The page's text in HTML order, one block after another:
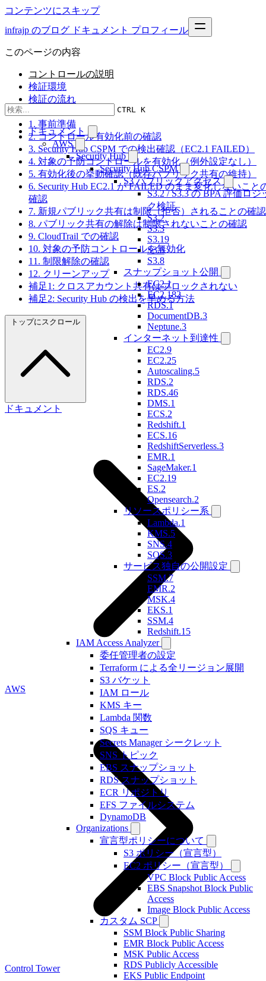
コンテンツにスキップ
infrajp のブログ ドキュメント プロフィール
CTRL K
ドキュメント
AWS
Security Hub
Security Hub CSPM
S3 パブリックアクセス
S3.2 / S3.3 の BPA 評価ロジ
ク検証
S3.2
S3.3
S3.19
S3.6
S3.8
スナップショット公開
EC2.1
EC2.182
RDS.1
DocumentDB.3
Neptune.3
インターネット到達性
EC2.9
EC2.25
Autoscaling.5
RDS.2
RDS.46
DMS.1
ECS.2
Redshift.1
ECS.16
RedshiftServerless.3
EMR.1
SageMaker.1
EC2.19
ES.2
Opensearch.2
リソースポリシー系
Lambda.1
KMS.5
SNS.4
SQS.3
サービス独自の公開設定
SSM.7
EMR.2
MSK.4
EKS.1
SSM.4
Redshift.15
IAM Access Analyzer
委任管理者の設定
Terraform による全リージョン展開
S3 バケット
IAM ロール
KMS キー
Lambda 関数
SQS キュー
Secrets Manager シークレット
SNS トピック
EBS スナップショット
RDS スナップショット
ECR リポジトリ
EFS ファイルシステム
DynamoDB
Organizations
宣言型ポリシーについて
S3 ポリシー（宣言型）
EC2 ポリシー（宣言型）
VPC Block Public Access
EBS Snapshot Block Public
Access
Image Block Public Access
カスタム SCP
SSM Block Public Sharing
EMR Block Public Access
MSK Public Access
RDS Publicly Accessible
EKS Public Endpoint
このページの内容
コントロールの説明
検証環境
検証の流れ
結果
1. 事前準備
2. コントロール有効化前の確認
3. Security Hub CSPM での検出確認（EC2.1 FAILED）
4. 対象の予防コントロールを有効化（例外設定なし）
5. 有効化後の挙動確認（既存パブリック共有の維持）
6. Security Hub EC2.1 が FAILED のまま変化しないこと
確認
7. 新規パブリック共有は制限（拒否）されることの確認
8. パブリック共有の解除は制限されないことの確認
9. CloudTrail での確認
10. 対象の予防コントロールを無効化
11. 制限解除の確認
12. クリーンアップ
補足1: クロスアカウント共有はブロックされない
補足2: Security Hub の検出を早める方法
トップにスクロール
ドキュメント
AWS
Control Tower